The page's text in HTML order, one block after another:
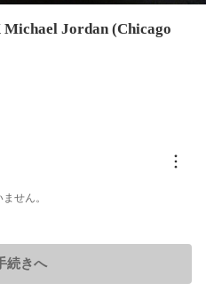
Jordan (Chicago
せん。
続きへ